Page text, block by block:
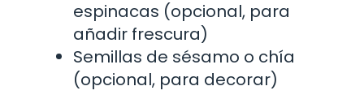
espinacas (opcional, para
añadir frescura)
Semillas de sésamo o chía
(opcional, para decorar)